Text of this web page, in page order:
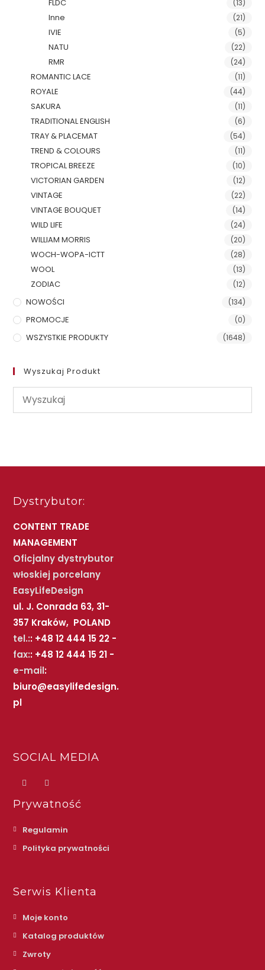
FLDC (13)
Inne (21)
IVIE (5)
NATU (22)
RMR (24)
ROMANTIC LACE (11)
ROYALE (44)
SAKURA (11)
TRADITIONAL ENGLISH (6)
TRAY & PLACEMAT (54)
TREND & COLOURS (11)
TROPICAL BREEZE (10)
VICTORIAN GARDEN (12)
VINTAGE (22)
VINTAGE BOUQUET (14)
WILD LIFE (24)
WILLIAM MORRIS (20)
WOCH-WOPA-ICTT (28)
WOOL (13)
ZODIAC (12)
NOWOŚCI (134)
PROMOCJE (0)
WSZYSTKIE PRODUKTY (1648)
Wyszukaj Produkt
Dystrybutor:
CONTENT TRADE
MANAGEMENT
Oficjalny dystrybutor
włoskiej porcelany
EasyLifeDesign
ul. J. Conrada 63, 31-
357 Kraków, POLAND
tel.:: +48 12 444 15 22 -
fax:: +48 12 444 15 21 -
e-mail:
biuro@easylifedesign.
pl
SOCIAL MEDIA
Prywatność
Regulamin
Polityka prywatności
Serwis Klienta
Moje konto
Katalog produktów
Zwroty